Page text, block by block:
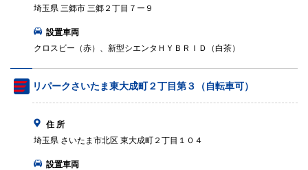
埼玉県 三郷市 三郷２丁目７ー９
設置車両
クロスビー（赤）、新型シエンタＨＹＢＲＩＤ（白茶）
リパークさいたま東大成町２丁目第３（自転車可）
住 所
埼玉県 さいたま市北区 東大成町２丁目１０４
設置車両